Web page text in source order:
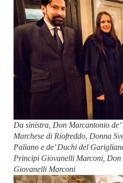
Da sinistra, Don Marcantonio
Marchese di Riofreddo, Donna
Paliano e de’ Duchi del
Principi Giovanelli Marconi, Don
Giovanelli Marconi